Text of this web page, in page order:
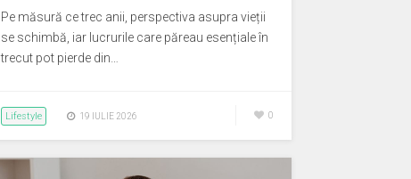
Pe măsură ce trec anii, perspectiva asupra vieții
se schimbă, iar lucrurile care păreau esențiale în
trecut pot pierde din…
Lifestyle 19 IULIE 2026 0